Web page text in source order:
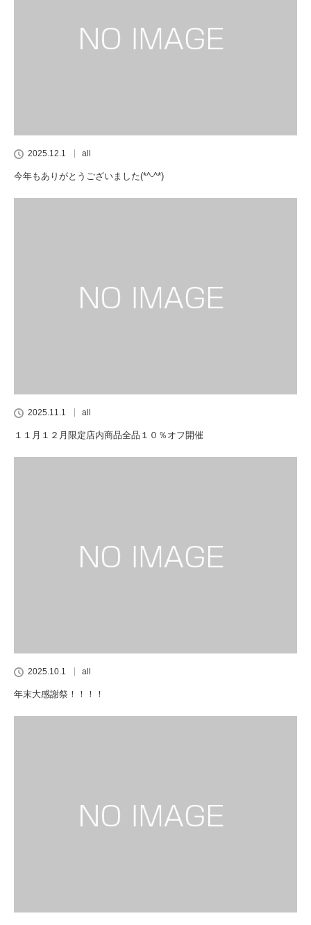
2025.12.1 all
今年もありがとうございました(*^-^*)
2025.11.1 all
１１月１２月限定店内商品全品１０％オフ開催
2025.10.1 all
年末大感謝祭！！！！